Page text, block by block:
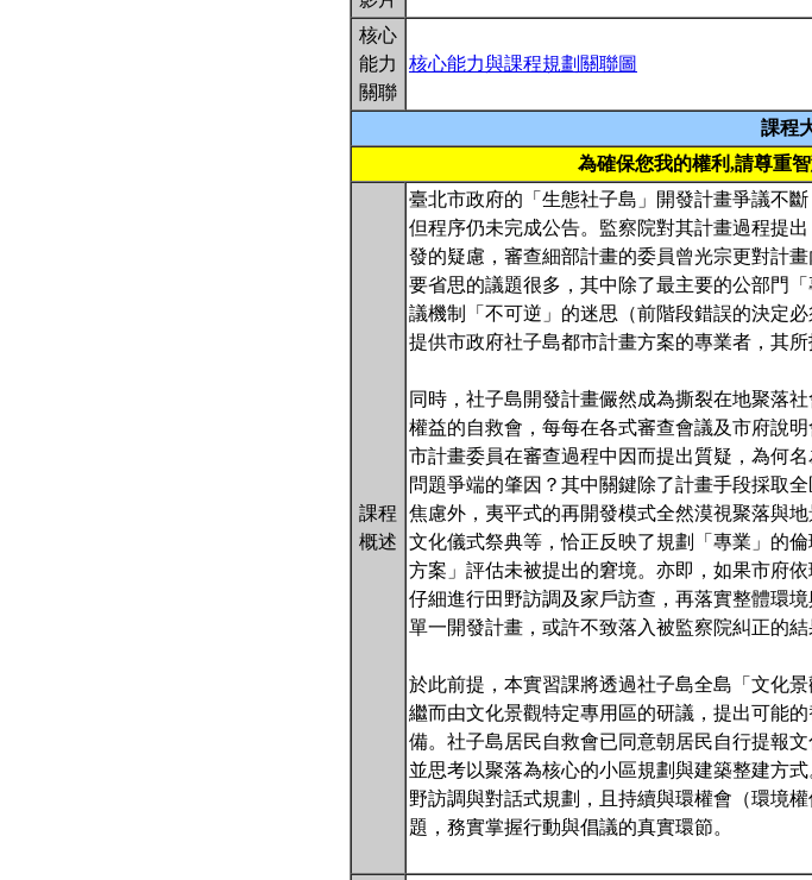
核心
能力
關聯
核心能力與課程規劃關聯圖
課程
為確保您我的權利,請尊重
課程
概述
臺北市政府的「生態社子島」開發計畫爭議不
但程序仍未完成公告。監察院對其計畫過程提
發的疑慮，審查細部計畫的委員曾光宗更對計
要省思的議題很多，其中除了最主要的公部門
議機制「不可逆」的迷思（前階段錯誤的決定
提供市政府社子島都市計畫方案的專業者，其所
同時，社子島開發計畫儼然成為撕裂在地聚落
權益的自救會，每每在各式審查會議及市府說
市計畫委員在審查過程中因而提出質疑，為何
問題爭端的肇因？其中關鍵除了計畫手段採取
焦慮外，夷平式的再開發模式全然漠視聚落與
文化儀式祭典等，恰正反映了規劃「專業」的
方案」評估未被提出的窘境。亦即，如果市府
仔細進行田野訪調及家戶訪查，再落實整體環
單一開發計畫，或許不致落入被監察院糾正的結
於此前提，本實習課將透過社子島全島「文化
繼而由文化景觀特定專用區的研議，提出可能
備。社子島居民自救會已同意朝居民自行提報
並思考以聚落為核心的小區規劃與建築整建方
野訪調與對話式規劃，且持續與環權會（環境
題，務實掌握行動與倡議的真實環節。